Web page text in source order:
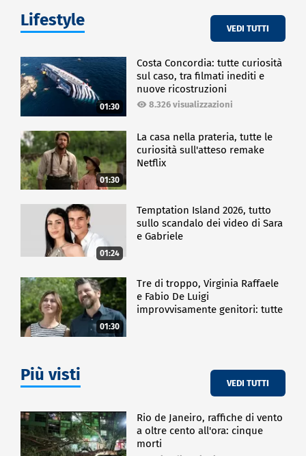
Lifestyle VEDI TUTTI
01:30
Costa Concordia: tutte curiosità
sul caso, tra filmati inediti e
nuove ricostruzioni
8.326 visualizzazioni
01:30
La casa nella prateria, tutte le
curiosità sull'atteso remake
Netflix
01:24
Temptation Island 2026, tutto
sullo scandalo dei video di Sara
e Gabriele
01:30
Tre di troppo, Virginia Raffaele
e Fabio De Luigi
improvvisamente genitori: tutte
Più visti VEDI TUTTI
Rio de Janeiro, raffiche di vento
a oltre cento all'ora: cinque
morti